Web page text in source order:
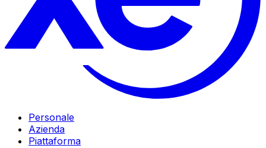
Personale
Azienda
Piattaforma